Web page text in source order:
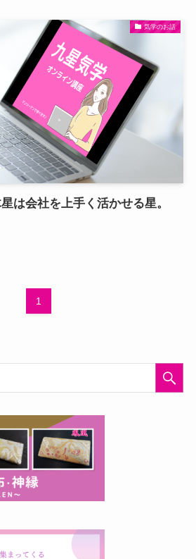
気学のお話
は会社を上手く活かせる星。
1